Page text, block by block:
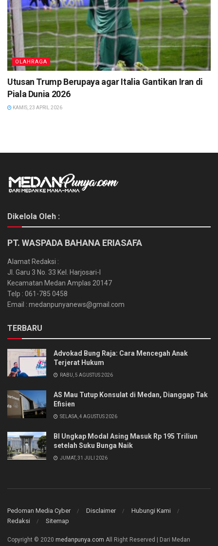
OLAHRAGA
Utusan Trump Berupaya agar Italia Gantikan Iran di
Piala Dunia 2026
KAMIS, 23 APRIL 2026
Dikelola Oleh :
PT. WASPADA BAHANA ERIASAFA
Alamat Redaksi :
Jl. Garu 3 No. 33 Kel. Harjosari-I
Kecamatan Medan Amplas 20147
Telp : 061-785 0458
Email : medanpunyanews@gmail.com
TERBARU
Advokad Bung Raja: Cara Mencegah Anak
Terjerat Hukum
RABU, 5 AGUSTUS 2026
AS Mau Tutup Konsulat di Medan, Dianggap Tak
Efisien
SELASA, 4 AGUSTUS 2026
BI Ungkap Modal Asing Masuk Rp 195 Triliun
setelah Suku Bunga Naik
JUMAT, 31 JULI 2026
Pedoman Media Cyber Disclaimer
Hubungi Kami
Redaksi
Sitemap
Copyright © 2020 medanpunya.com All Right Reserved | Dari Medan